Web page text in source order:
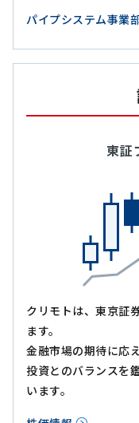
パイプシステム事業
東証
クリモトは、東京証
ます。
金融市場の期待に応
投資とのバランスを
います。